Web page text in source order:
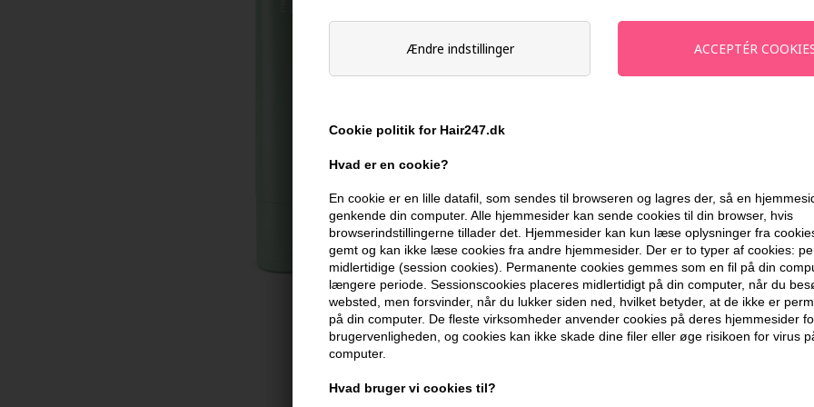
Ændre indstillinger
Cookie politik for Hair247.dk
Hvad er en cookie?
En cookie er en lille datafil, som sendes til browseren og lagres der, så en
genkende din computer. Alle hjemmesider kan sende cookies til din browser, hvis
browserindstillingerne tillader det. Hjemmesider kan kun læse oplysninger fra
gemt og kan ikke læse cookies fra andre hjemmesider. Der er to typer af cookies:
midlertidige (session cookies). Permanente cookies gemmes som en fil på din
længere periode. Sessionscookies placeres midlertidigt på din computer, når du
websted, men forsvinder, når du lukker siden ned, hvilket betyder, at de ikke er
på din computer. De fleste virksomheder anvender cookies på deres hjemmesider
brugervenligheden, og cookies kan ikke skade dine filer eller øge risikoen for virus
computer.
Hvad bruger vi cookies til?
- Leveringstid 1-2 dage
BESKRIVELSE ANMELDELSER
Egenskaber ved GLYNT VOLUME
Egenskaber
- Balsam, der let plejer og er målrettet
- Øger hårets volumen med op til 30%
- Indeholder naturlige ekstrakter fra